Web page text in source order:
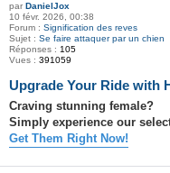
par DanielJox
10 févr. 2026, 00:38
Forum : Signification des reves
Sujet : Se faire attaquer par un chien
Réponses : 105
Vues : 391059
Upgrade Your Ride with
Craving stunning female?
Simply experience our
Get Them Right Now!